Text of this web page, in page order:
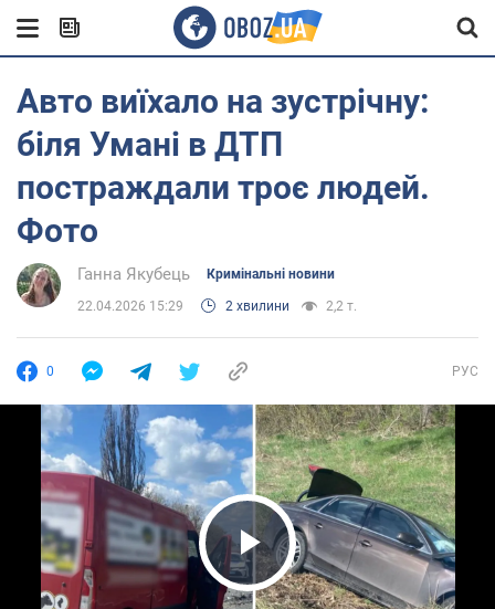
Авто виїхало на зустрічну:
біля Умані в ДТП
постраждали троє людей.
Фото
Ганна Якубець Кримінальні новини
22.04.2026 15:29 2 хвилини 2,2 т.
0 РУС
Play Video